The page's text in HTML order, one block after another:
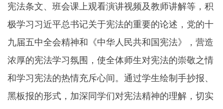
宪法条文、班会课上观看演讲视频及教师讲解等，积
极学习习近平总书记关于宪法的重要的论述，党的十
九届五中全会精神和《中华人民共和国宪法》，营造
浓厚的宪法学习氛围，使全体师生对宪法的崇敬之情
和学习宪法的热情充斥心间。通过学生绘制手抄报、
黑板报的形式，加深同学们对宪法精神的理解，切实